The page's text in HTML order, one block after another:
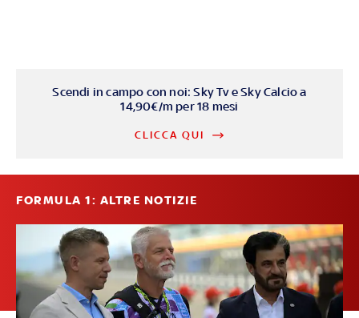
Scendi in campo con noi: Sky Tv e Sky Calcio a
14,90€/m per 18 mesi
CLICCA QUI
FORMULA 1: ALTRE NOTIZIE